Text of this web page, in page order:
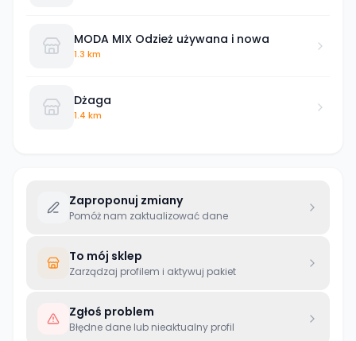
MODA MIX Odzież używana i nowa
1.3 km
Dżaga
1.4 km
Zaproponuj zmiany
Pomóż nam zaktualizować dane
To mój sklep
Zarządzaj profilem i aktywuj pakiet
Zgłoś problem
Błędne dane lub nieaktualny profil